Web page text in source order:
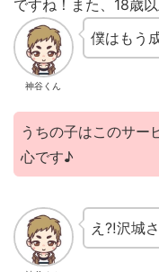
ですね！また、18歳
神谷くん
僕はもう
うちの子はこのサー
心です♪
え⁈沢城